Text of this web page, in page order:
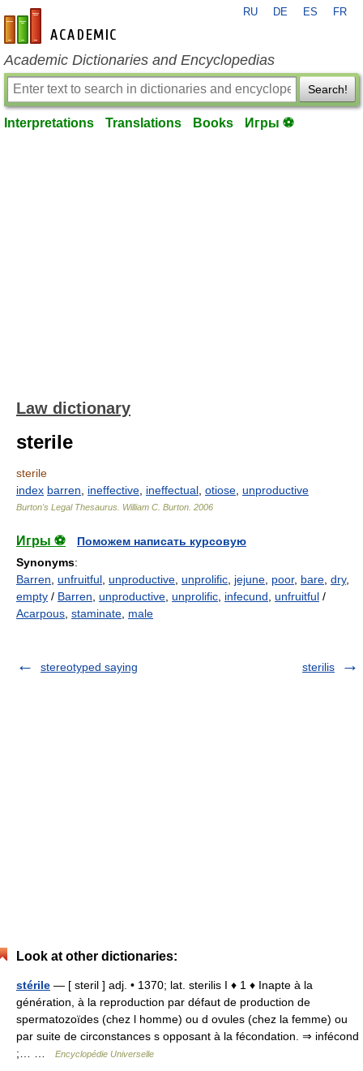
en-academic.com
RU DE ES FR
Academic Dictionaries and Encyclopedias
Search!
Interpretations Translations Books Игры ⚽
Law dictionary
sterile
sterile
index barren ineffective ineffectual otiose unproductive
Burton's Legal Thesaurus. William C. Burton 2006
Игры ⚽
Поможем написать курсовую
Synonyms:
Barren
unfruitful unproductive unprolific jejune poor, bare dry,
empty / Barren unproductive unprolific infecund unfruitful /
Acarpous staminate male
stereotyped saying sterilis
Look at other dictionaries:
stérile — [ steril ] adj. • 1370; lat. sterilis I ♦ 1 ♦ Inapte à la
génération, à la reproduction par défaut de production de
spermatozoïdes (chez l homme) ou d ovules (chez la femme) ou
par suite de circonstances s opposant à la fécondation. ⇒ infécond
;… …
Encyclopédie Universelle